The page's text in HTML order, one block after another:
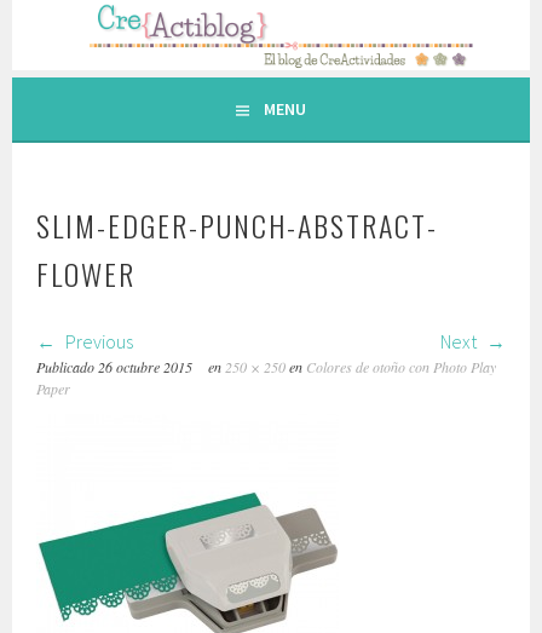
contenido.
MENU
SLIM-EDGER-PUNCH-ABSTRACT-
FLOWER
Previous Next
Publicado 26 octubre 2015 en 250 × 250en Colores de otoño con Photo Play
Paper